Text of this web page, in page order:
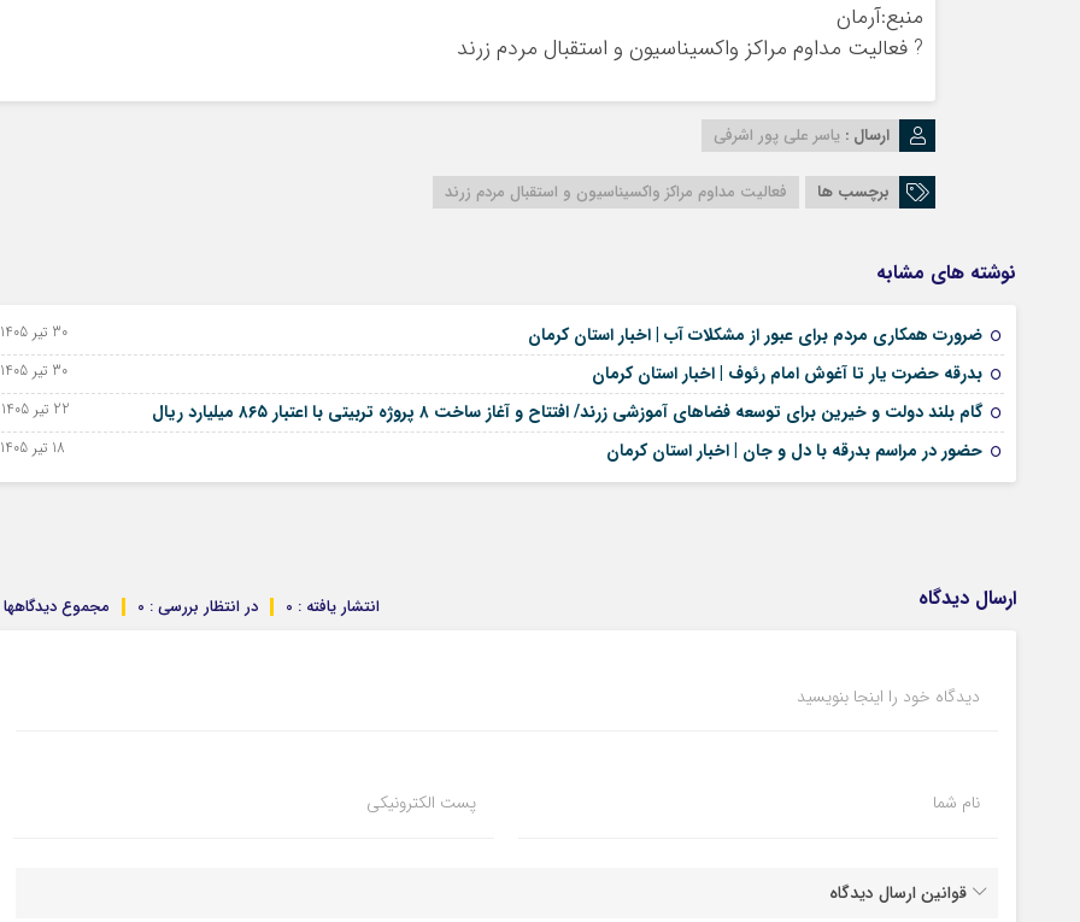
منبع:آرمان
? فعالیت مداوم مراکز واکسیناسیون و استقبال مردم زرند
ارسال : یاسر علی پور اشرفی
برچسب ها فعالیت مداوم مراکز واکسیناسیون و استقبال مردم زرند
نوشته های مشابه
ضرورت همکاری مردم برای عبور از مشکلات آب | اخبار استان کرمان 30 تیر 1405 - 21 ژوئیه 2026
بدرقه حضرت یار تا آغوش امام رئوف | اخبار استان کرمان 30 تیر 1405 - 21 ژوئیه 2026
گام بلند دولت و خیرین برای توسعه فضاهای آموزشی زرند/ افتتاح و آغاز ساخت ۸ پروژه تربیتی با اعتبار ۸۶۵ میلیارد ریال 22 تیر 1405 - 13 ژوئیه 2026
حضور در مراسم بدرقه با دل و جان | اخبار استان کرمان 18 تیر 1405 - 09 ژوئیه 2026
ارسال دیدگاه مجموع دیدگاهها در انتظار بررسی : 0 انتشار یافته : 0
دیدگاه خود را اینجا بنویسید
نام شما پست الکترونیکی
قوانین ارسال دیدگاه